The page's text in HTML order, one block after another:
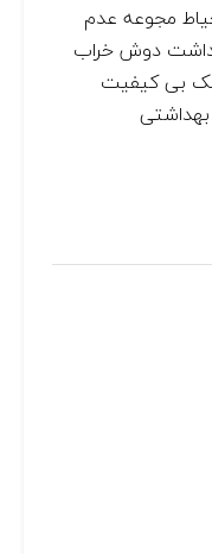
مجوعه عدم
دوش خراب
بی کیفیت